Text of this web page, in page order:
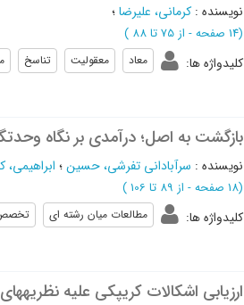
نویسنده : کرمانی، علیرضا؛
(‎14 صفحه - از 75 تا 88 )
کلیدواژه ها: معاد معقولیت تناسخ
بازگشت به اصل؛ درآمدی بر نگاه
نویسنده : سرآبادانی تفرشی، حسین؛ ابراهیمی،
(‎18 صفحه - از 89 تا 106 )
کلیدواژه ها: مطالعات میان رشته ای تخصص
ارزیابی اشکالات کریپکی علیه